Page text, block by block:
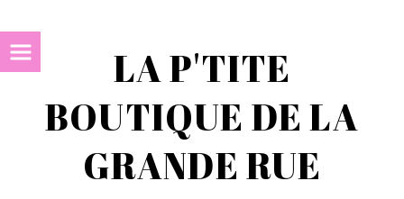
LA P'TITE
BOUTIQUE DE LA
GRANDE RUE